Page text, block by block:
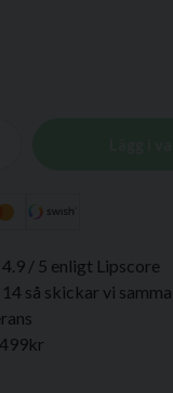
/ 5 enligt Lipscore
så skickar vi